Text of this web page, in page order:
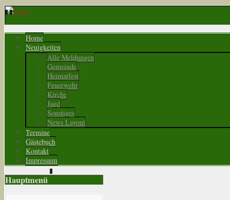
Home
Neuigkeiten
Alle Meldungen
Gemeinde
Heimatfest
Feuerwehr
Kirche
Jagd
Sonstiges
News Layout
Termine
Gästebuch
Kontakt
Impressum
Hauptmenü